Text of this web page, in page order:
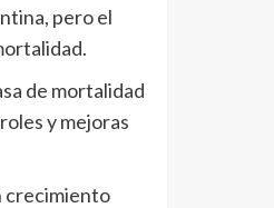
pero el
de mortalidad
y mejoras
crecimiento